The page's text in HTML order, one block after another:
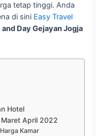
tetap tinggi. Anda
di sini Easy Travel
Day Gejayan Jogja
Hotel
Maret April 2022
Kamar